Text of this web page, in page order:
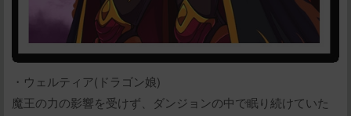
・ウェルティア(ドラゴン娘)
魔王の力の影響を受けず、ダンジョンの中で眠り続けていた